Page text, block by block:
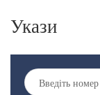
Укази